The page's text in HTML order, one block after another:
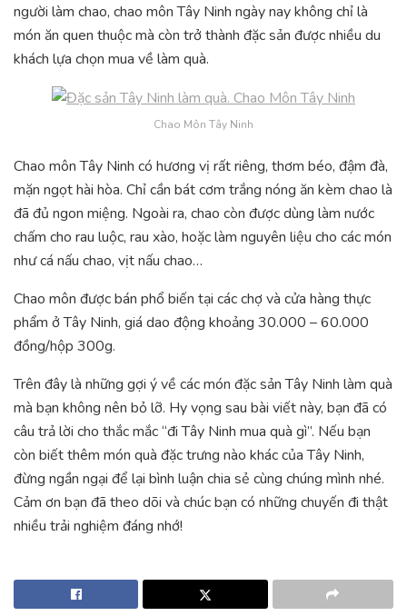
người làm chao, chao môn Tây Ninh ngày nay không chỉ là
món ăn quen thuộc mà còn trở thành đặc sản được nhiều du
khách lựa chọn mua về làm quà.
Chao Môn Tây Ninh
Chao môn Tây Ninh có hương vị rất riêng, thơm béo, đậm đà,
mặn ngọt hài hòa. Chỉ cần bát cơm trắng nóng ăn kèm chao là
đã đủ ngon miệng. Ngoài ra, chao còn được dùng làm nước
chấm cho rau luộc, rau xào, hoặc làm nguyên liệu cho các món
như cá nấu chao, vịt nấu chao…
Chao môn được bán phổ biến tại các chợ và cửa hàng thực
phẩm ở Tây Ninh, giá dao động khoảng 30.000 – 60.000
đồng/hộp 300g.
Trên đây là những gợi ý về các món đặc sản Tây Ninh làm quà
mà bạn không nên bỏ lỡ. Hy vọng sau bài viết này, bạn đã có
câu trả lời cho thắc mắc “đi Tây Ninh mua quà gì”. Nếu bạn
còn biết thêm món quà đặc trưng nào khác của Tây Ninh,
đừng ngần ngại để lại bình luận chia sẻ cùng chúng mình nhé.
Cảm ơn bạn đã theo dõi và chúc bạn có những chuyến đi thật
nhiều trải nghiệm đáng nhớ!